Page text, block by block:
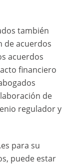
también
de acuerdos
acuerdos
financiero
de
regulador y
para su
puede estar